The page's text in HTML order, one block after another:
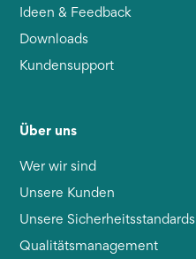
Ideen & Feedback
Downloads
Kundensupport
Über uns
Wer wir sind
Unsere Kunden
Unsere Sicherheitsstandards
Qualitätsmanagement